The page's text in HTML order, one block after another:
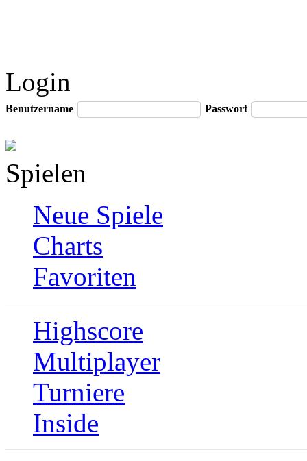
Login
Benutzername Passwort
Spielen
Neue Spiele
Charts
Favoriten
Highscore
Multiplayer
Turniere
Inside